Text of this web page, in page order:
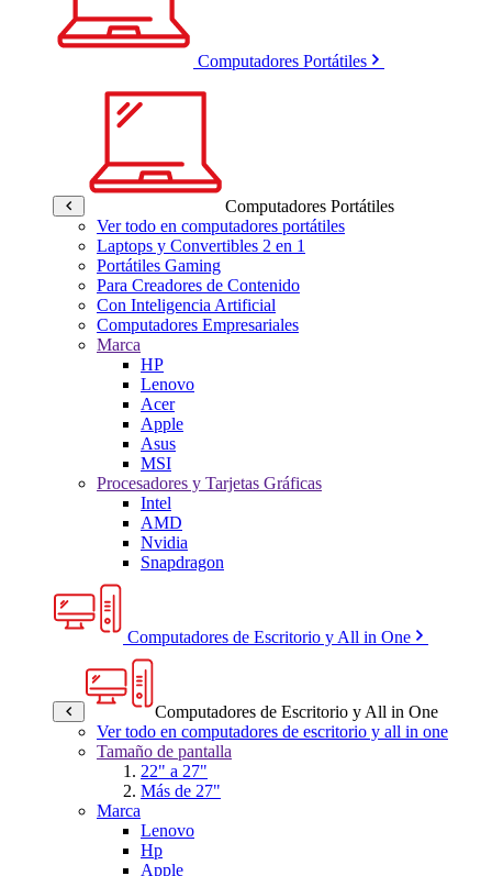
Computadores Portátiles
Computadores Portátiles
Ver todo en computadores portátiles
Laptops y Convertibles 2 en 1
Portátiles Gaming
Para Creadores de Contenido
Con Inteligencia Artificial
Computadores Empresariales
Marca
HP
Lenovo
Acer
Apple
Asus
MSI
Procesadores y Tarjetas Gráficas
Intel
AMD
Nvidia
Snapdragon
Computadores de Escritorio y All in One
Computadores de Escritorio y All in One
Ver todo en computadores de escritorio y all in one
Tamaño de pantalla
22" a 27"
Más de 27"
Marca
Lenovo
Hp
Apple